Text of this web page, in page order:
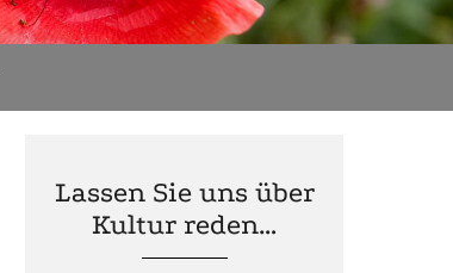
Lassen Sie uns über
Kultur reden…